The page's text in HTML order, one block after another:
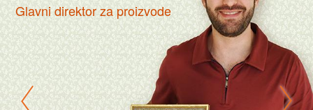
Glavni direktor za proizvode